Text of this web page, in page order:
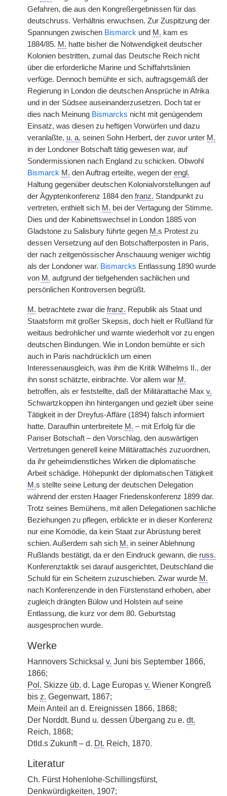
Gefahren, die aus den Kongreßergebnissen für das
deutschruss. Verhältnis erwuchsen. Zur Zuspitzung der
Spannungen zwischen Bismarck und M. kam es
1884/85. M. hatte bisher die Notwendigkeit deutscher
Kolonien bestritten, zumal das Deutsche Reich nicht
über die erforderliche Marine und Schiffahrtslinien
verfüge. Dennoch bemühte er sich, auftragsgemäß der
Regierung in London die deutschen Ansprüche in Afrika
und in der Südsee auseinanderzusetzen. Doch tat er
dies nach Meinung Bismarcks nicht mit genügendem
Einsatz, was diesen zu heftigen Vorwürfen und dazu
veranlaßte, u. a. seinen Sohn Herbert, der zuvor unter M.
in der Londoner Botschaft tätig gewesen war, auf
Sondermissionen nach England zu schicken. Obwohl
Bismarck M. den Auftrag erteilte, wegen der engl.
Haltung gegenüber deutschen Kolonialvorstellungen auf
der Ägyptenkonferenz 1884 den franz. Standpunkt zu
vertreten, enthielt sich M. bei der Vertagung der Stimme.
Dies und der Kabinettswechsel in London 1885 von
Gladstone zu Salisbury führte gegen M.s Protest zu
dessen Versetzung auf den Botschafterposten in Paris,
der nach zeitgenössischer Anschauung weniger wichtig
als der Londoner war. Bismarcks Entlassung 1890 wurde
von M. aufgrund der tiefgehenden sachlichen und
persönlichen Kontroversen begrüßt.
M. betrachtete zwar die franz. Republik als Staat und
Staatsform mit großer Skepsis, doch hielt er Rußland für
weitaus bedrohlicher und warnte wiederholt vor zu engen
deutschen Bindungen. Wie in London bemühte er sich
auch in Paris nachdrücklich um einen
Interessenausgleich, was ihm die Kritik Wilhelms II., der
ihn sonst schätzte, einbrachte. Vor allem war M.
betroffen, als er feststellte, daß der Militärattaché Max v.
Schwartzkoppen ihn hintergangen und gezielt über seine
Tätigkeit in der Dreyfus-Affäre (1894) falsch informiert
hatte. Daraufhin unterbreitete M. – mit Erfolg für die
Pariser Botschaft – den Vorschlag, den auswärtigen
Vertretungen generell keine Militärattachés zuzuordnen,
da ihr geheimdienstliches Wirken die diplomatische
Arbeit schädige. Höhepunkt der diplomatischen Tätigkeit
M.s stellte seine Leitung der deutschen Delegation
während der ersten Haager Friedenskonferenz 1899 dar.
Trotz seines Bemühens, mit allen Delegationen sachliche
Beziehungen zu pflegen, erblickte er in dieser Konferenz
nur eine Komödie, da kein Staat zur Abrüstung bereit
schien. Außerdem sah sich M. in seiner Ablehnung
Rußlands bestätigt, da er den Eindruck gewann, die russ.
Konferenztaktik sei darauf ausgerichtet, Deutschland die
Schuld für ein Scheitern zuzuschieben. Zwar wurde M.
nach Konferenzende in den Fürstenstand erhoben, aber
zugleich drängten Bülow und Holstein auf seine
Entlassung, die kurz vor dem 80. Geburtstag
ausgesprochen wurde.
Werke
Hannovers Schicksal v. Juni bis September 1866,
1866;
Pol. Skizze üb. d. Lage Europas v. Wiener Kongreß
bis z. Gegenwart, 1867;
Mein Anteil an d. Ereignissen 1866, 1868;
Der Norddt. Bund u. dessen Übergang zu e. dt.
Reich, 1868;
Dtld.s Zukunft – d. Dt. Reich, 1870.
Literatur
Ch. Fürst Hohenlohe-Schillingsfürst,
Denkwürdigkeiten, 1907;